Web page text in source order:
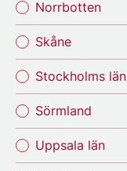
Norrbotten
Skåne
Stockholms län
Sörmland
Uppsala län